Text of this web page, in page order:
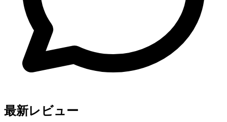
最新レビュー